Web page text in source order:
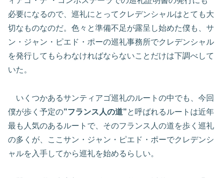
必要になるので、巡礼にとってクレデンシャルはとても大
切なものなのだ。色々と準備不足が露呈し始めた僕も、サ
ン・ジャン・ピエド・ポーの巡礼事務所でクレデンシャル
を発行してもらわなければならないことだけは下調べして
いた。
いくつかあるサンティアゴ巡礼のルートの中でも、今回
僕が歩く予定の”フランス人の道”と呼ばれるルートは近年
最も人気のあるルートで、そのフランス人の道を歩く巡礼
の多くが、ここサン・ジャン・ピエド・ポーでクレデンシ
ャルを入手してから巡礼を始めるらしい。